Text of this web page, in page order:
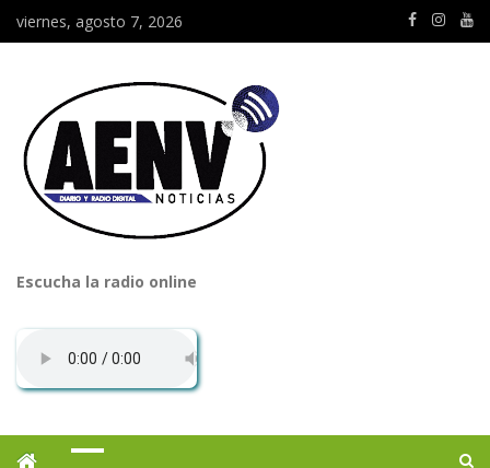
viernes, agosto 7, 2026
Escucha la radio online